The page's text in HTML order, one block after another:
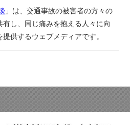
」は、​交通事故の​被害者の​方々の​
し、同じ​痛みを​抱える​人々に​向
供する​ウェブメディアです。​